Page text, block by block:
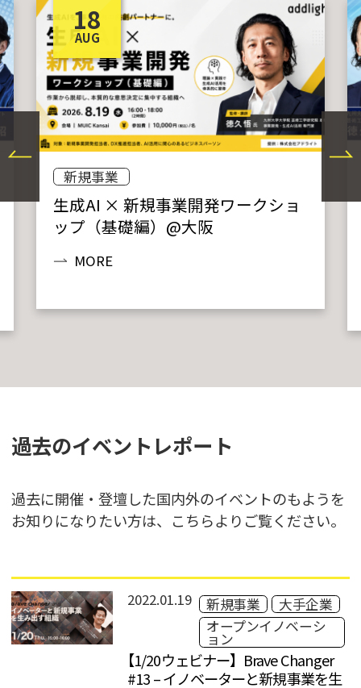
18
AUG
新規事業
生成AI × 新規事業開発ワークショ
ップ（基礎編）@大阪
MORE
過去のイベントレポート
過去に開催・登壇した国内外のイベントのもようを
お知りになりたい方は、こちらよりご覧ください。
2022.01.19 新規事業
大手企業
オープンイノベーシ
ョン
【1/20ウェビナー】Brave Changer
#13 – イノベーターと新規事業を⽣